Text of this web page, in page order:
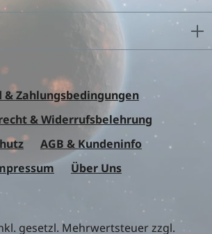
& Zahlungsbedingungen
& Widerrufsbelehrung
AGB & Kundeninfo
Über Uns
gesetzl. Mehrwertsteuer zzgl.